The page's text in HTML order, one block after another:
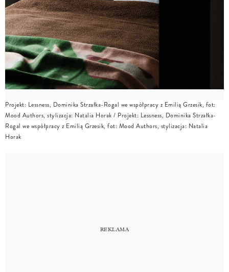
Projekt: Lessness, Dominika Strzałka-Rogal we współpracy z Emilią Grzesik, fot:
Mood Authors, stylizacja: Natalia Horak / Projekt: Lessness, Dominika Strzałka-
Rogal we współpracy z Emilią Grzesik, fot: Mood Authors, stylizacja: Natalia
Horak